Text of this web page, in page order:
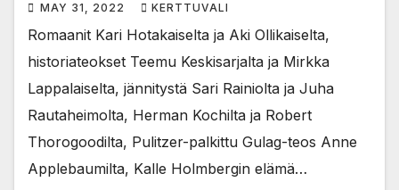
MAY 31, 2022 KERTTUVALI
Romaanit Kari Hotakaiselta ja Aki Ollikaiselta,
historiateokset Teemu Keskisarjalta ja Mirkka
Lappalaiselta, jännitystä Sari Rainiolta ja Juha
Rautaheimolta, Herman Kochilta ja Robert
Thorogoodilta, Pulitzer-palkittu Gulag-teos Anne
Applebaumilta, Kalle Holmbergin elämä…